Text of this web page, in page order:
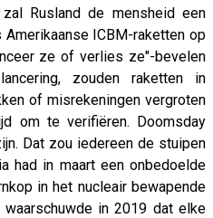
Rusland de mensheid een
ICBM-raketten op
ze of verlies ze"-bevelen
zouden raketten in
of misrekeningen vergroten
om te verifiëren. Doomsday
Dat zou iedereen de stuipen
had in maart een onbedoelde
in het nucleair bewapende
waarschuwde in 2019 dat elke